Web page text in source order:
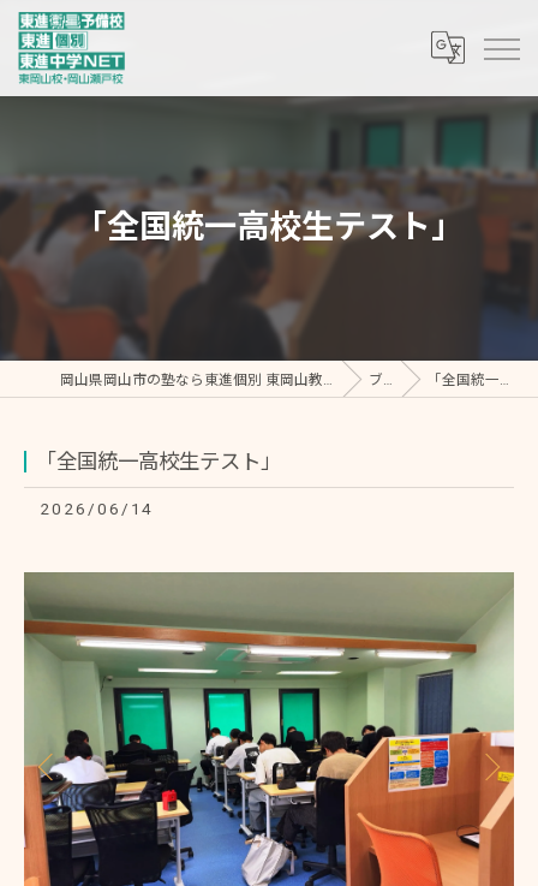
「全国統一高校生テスト」
岡山県岡山市の塾なら東進個別 東岡山教室・東進中学NET/東進衛星予備校 東岡山校 ブログ 「全国統一高校生テスト」
「全国統一高校生テスト」
2026/06/14